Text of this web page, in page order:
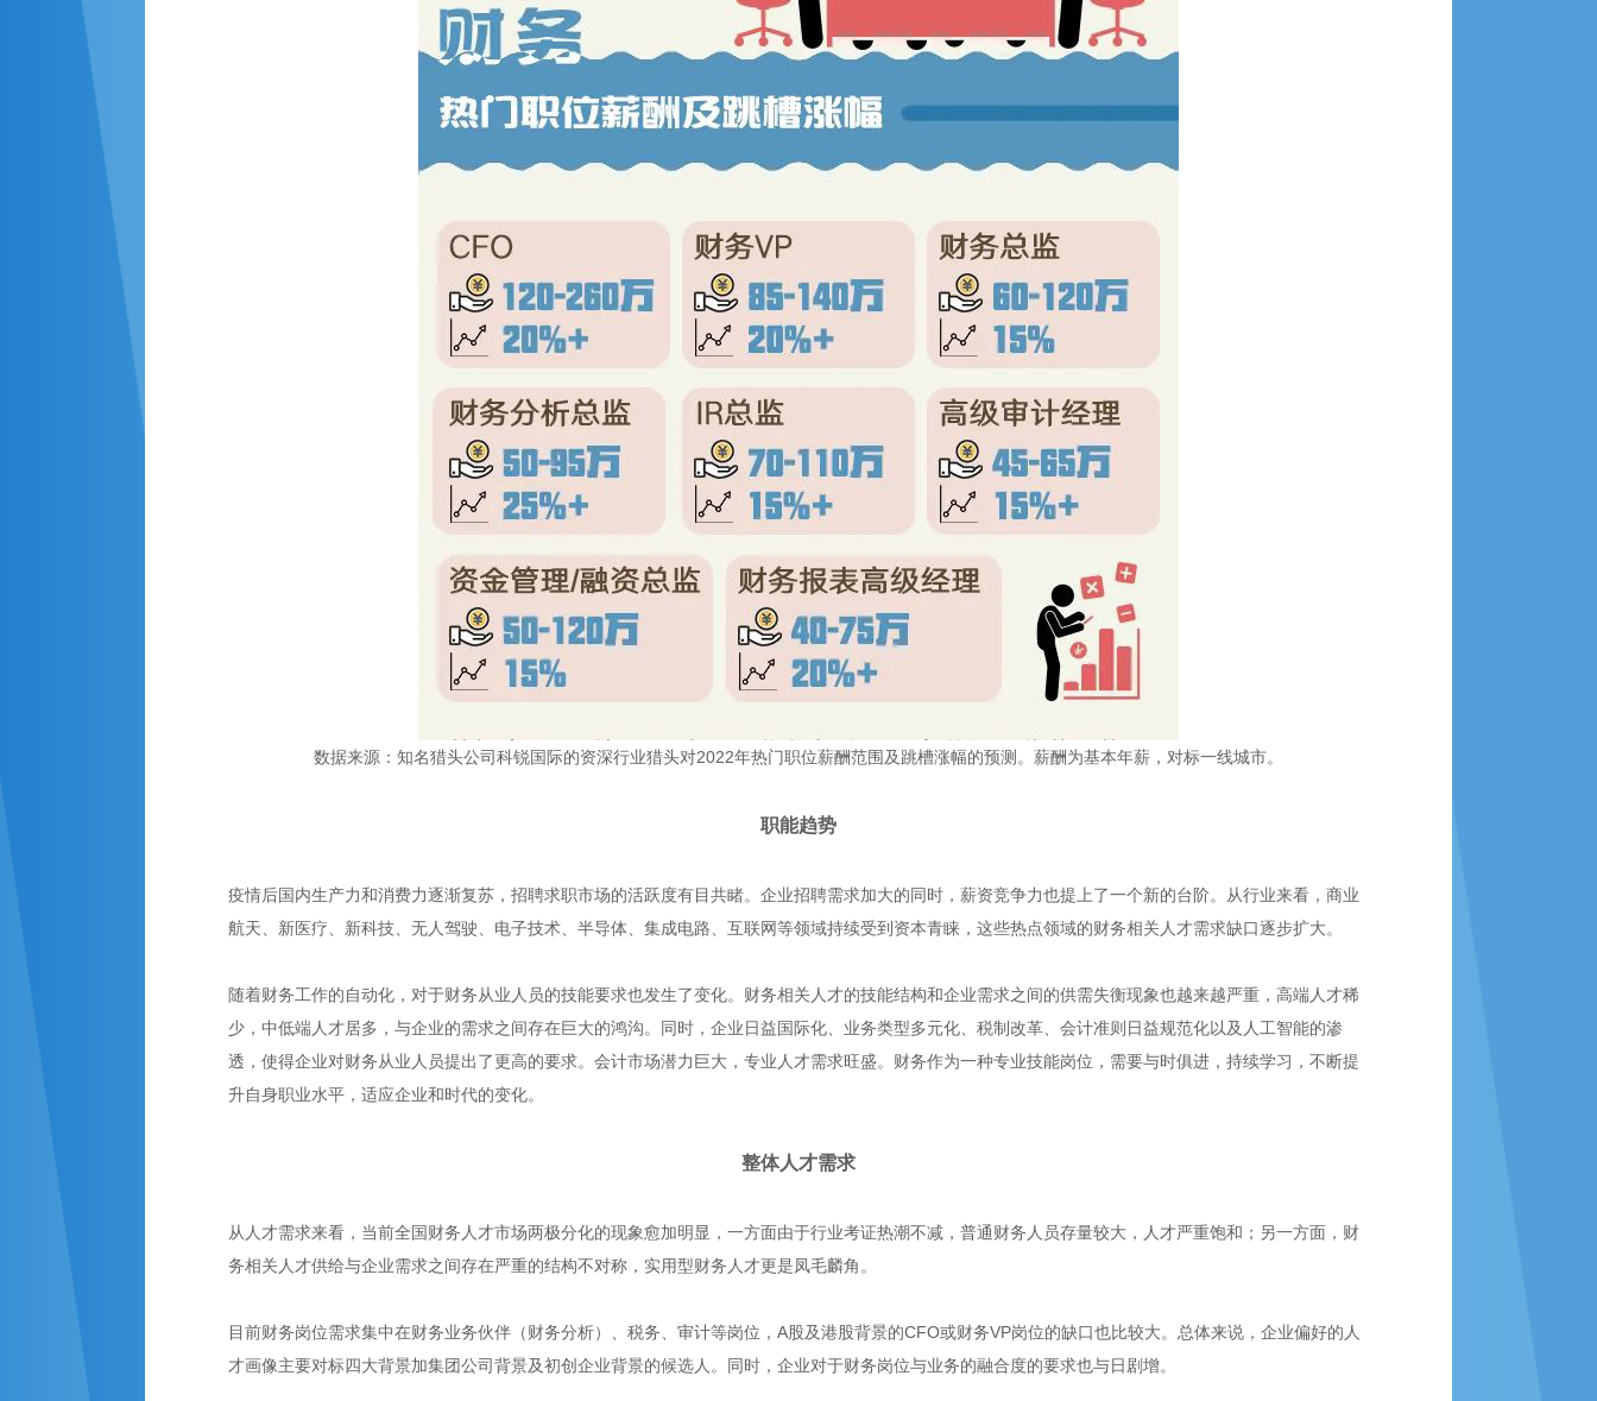
数据来源：知名猎头公司科锐国际的资深行业猎头对2022年热门职位薪酬范围及跳槽涨幅的预测。薪酬为基本年薪，对标一线城市。
职能趋势
疫情后国内生产力和消费力逐渐复苏，招聘求职市场的活跃度有目共睹。企业招聘需求加大的同时，薪资竞争力也提上了一个新的台阶。从行业来看，商业
航天、新医疗、新科技、无人驾驶、电子技术、半导体、集成电路、互联网等领域持续受到资本青睐，这些热点领域的财务相关人才需求缺口逐步扩大。
随着财务工作的自动化，对于财务从业人员的技能要求也发生了变化。财务相关人才的技能结构和企业需求之间的供需失衡现象也越来越严重，高端人才稀
少，中低端人才居多，与企业的需求之间存在巨大的鸿沟。同时，企业日益国际化、业务类型多元化、税制改革、会计准则日益规范化以及人工智能的渗
透，使得企业对财务从业人员提出了更高的要求。会计市场潜力巨大，专业人才需求旺盛。财务作为一种专业技能岗位，需要与时俱进，持续学习，不断提
升自身职业水平，适应企业和时代的变化。
整体人才需求
从人才需求来看，当前全国财务人才市场两极分化的现象愈加明显，一方面由于行业考证热潮不减，普通财务人员存量较大，人才严重饱和；另一方面，财
务相关人才供给与企业需求之间存在严重的结构不对称，实用型财务人才更是凤毛麟角。
目前财务岗位需求集中在财务业务伙伴（财务分析）、税务、审计等岗位，A股及港股背景的CFO或财务VP岗位的缺口也比较大。总体来说，企业偏好的人
才画像主要对标四大背景加集团公司背景及初创企业背景的候选人。同时，企业对于财务岗位与业务的融合度的要求也与日剧增。